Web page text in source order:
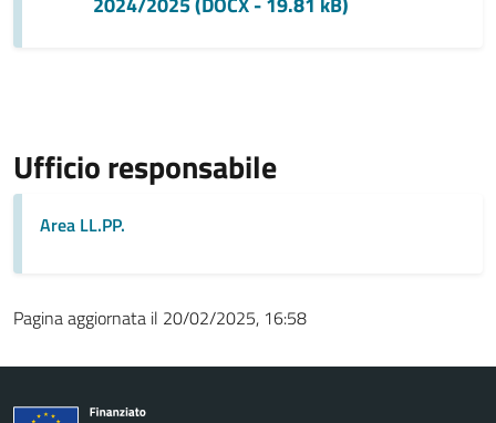
Ufficio responsabile
Area LL.PP.
Pagina aggiornata il 20/02/2025, 16:58